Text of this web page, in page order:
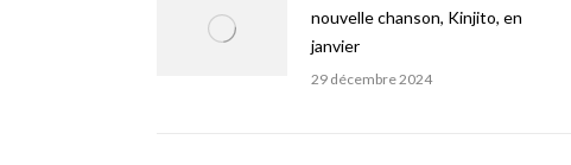
nouvelle chanson, Kinjito, en
janvier
29 décembre 2024